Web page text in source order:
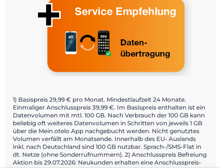
1) Basispreis 29,99 € pro Monat. Mindestlaufzeit 24 Monate.
Einmaliger Anschlusspreis 39,99 €. Im Basispreis enthalten ist ein
Datenvolumen mit mtl. 100 GB. Nach Verbrauch der 100 GB kann
beliebig oft weiteres Datenvolumen in Schritten von jeweils 1 GB
über die Mein otelo App nachgebucht werden. Nicht genutztes
Volumen verfällt am Monatsende. Innerhalb des EU- Auslands
inkl. nach Deutschland sind 100 GB nutzbar. Sprach-/SMS-Flat in
dt. Netze (ohne Sonderrufnummern). 2) Anschlusspreis Befreiung
Aktion bis 29.07.2026: Neukunden erhalten eine Anschlusspreis-